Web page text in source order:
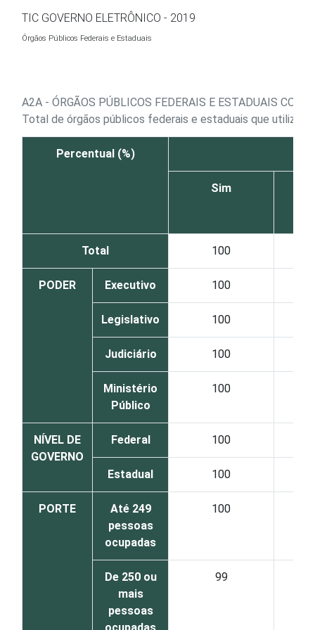
TIC GOVERNO ELETRÔNICO - 2019
Órgãos Públicos Federais e Estaduais
A2A - ÓRGÃOS PÚBLICOS FEDERAIS E ESTADUAIS COM
Total de órgãos públicos federais e estaduais que utilizam
Percentual (%)
Sim
Total 100
PODER Executivo 100
Legislativo 100
Judiciário 100
Ministério
Público
100
NÍVEL DE
GOVERNO
Federal 100
Estadual 100
PORTE
Até 249
pessoas
ocupadas
100
De 250 ou
mais
pessoas
99